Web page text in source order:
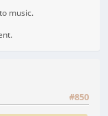
music.
#850